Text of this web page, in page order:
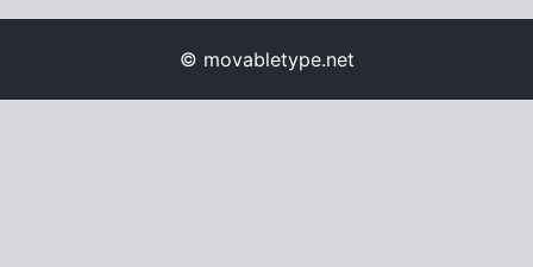
© movabletype.net